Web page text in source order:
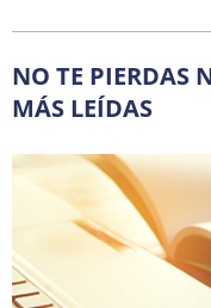
NO TE PIERDAS
MÁS LEÍDAS